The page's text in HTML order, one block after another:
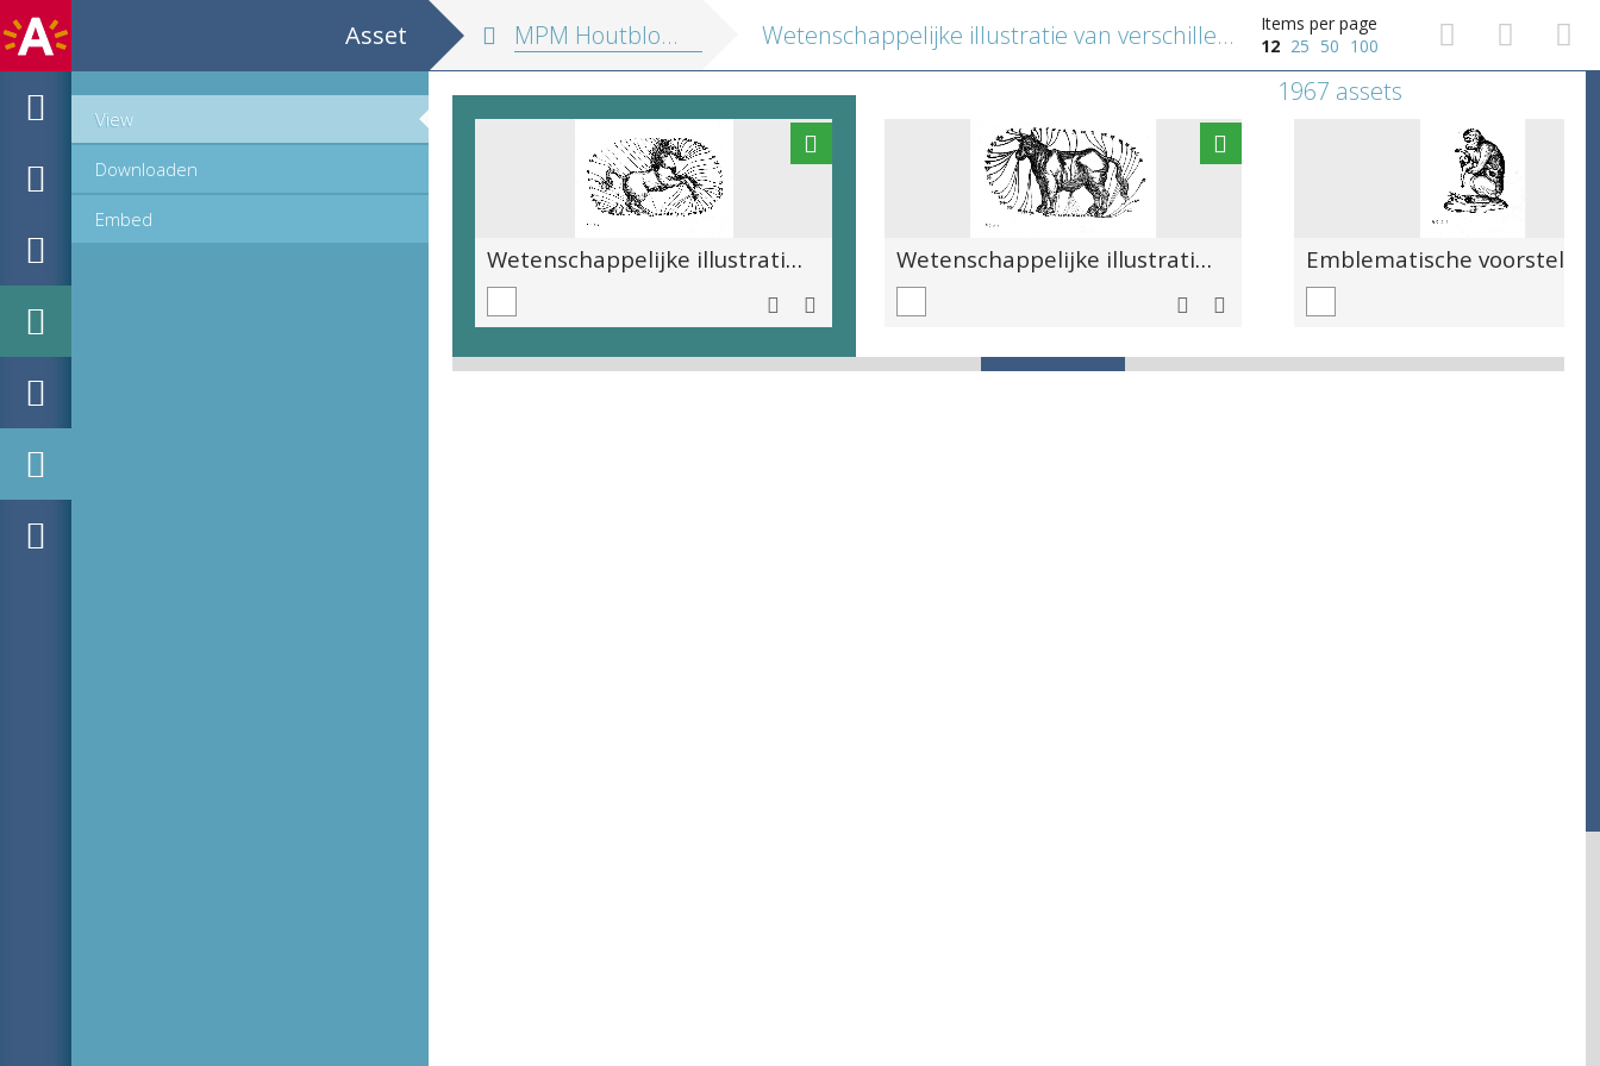
Asset
View
Downloaden
Embed
MPM Houtblokken vol. 2: Profane illustraties Wetenschappelijke illustratie van verschillende ziekten die een paard kunnen treffen, met aanduidingen
Items per page
12 25 50 100
1967 assets
Wetenschappelijke illustratie van verschillende ziekten die een paard kunnen treffen, met aanduidingen Wetenschappelijke illustratie van verschillende ziekten die een os kunnen treffen, met aanduidingen